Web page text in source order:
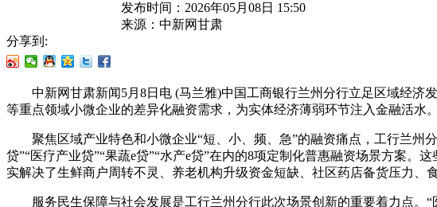
发布时间： 2026年05月08日 15:50
来源： 中新网甘肃
分享到:
中新网甘肃新闻5月8日电 (马兰雅)中国工商银行兰州分行立足区域经济
等重点领域小微企业的差异化融资需求，为实体经济薄弱环节注入金融活水。
聚焦区域产业特色和小微企业“短、小、频、急”的融资痛点，工行兰州分
贷”“医疗产业贷”“果蔬e贷”“水产e贷”在内的8项定制化普惠融资场景方案
实解决了生鲜商户周转不灵、养老机构升级资金短缺、社区药店备货压力、
服务民生保障与社会发展是工行兰州分行此次场景创新的重要着力点。“